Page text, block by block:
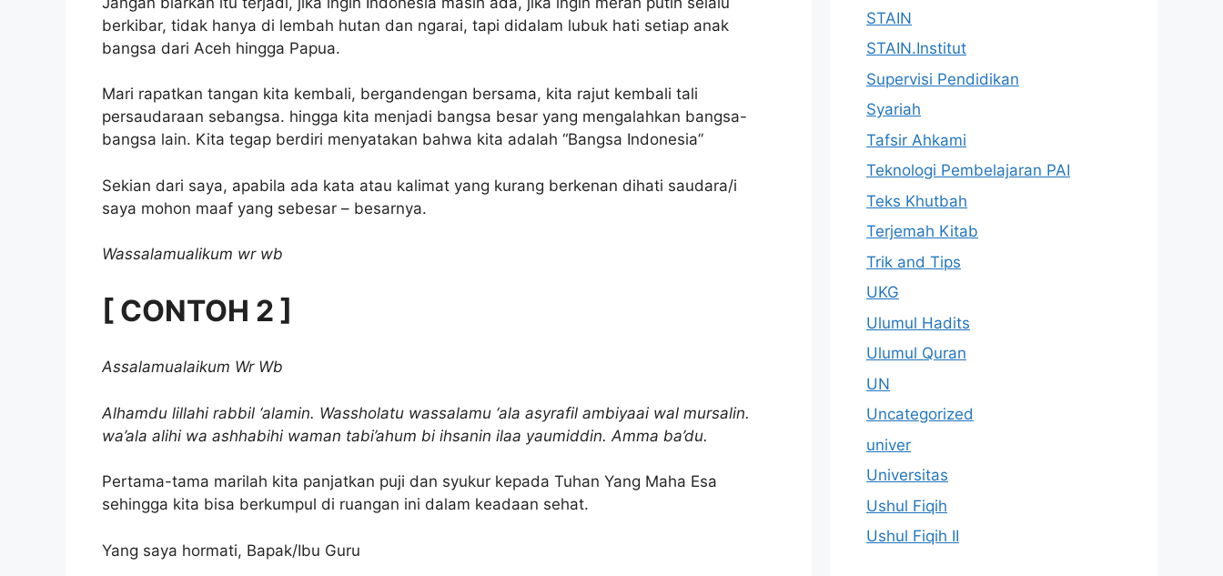
berkibar, tidak hanya di lembah hutan dan ngarai, tapi didalam lubuk hati setiap anak
bangsa dari Aceh hingga Papua.
Mari rapatkan tangan kita kembali, bergandengan bersama, kita rajut kembali tali
persaudaraan sebangsa. hingga kita menjadi bangsa besar yang mengalahkan bangsa-
bangsa lain. Kita tegap berdiri menyatakan bahwa kita adalah “Bangsa Indonesia”
Sekian dari saya, apabila ada kata atau kalimat yang kurang berkenan dihati saudara/i
saya mohon maaf yang sebesar – besarnya.
Wassalamualikum wr wb
[ CONTOH 2 ]
Assalamualaikum Wr Wb
Alhamdu lillahi rabbil ‘alamin. Wassholatu wassalamu ‘ala asyrafil ambiyaai wal mursalin.
wa’ala alihi wa ashhabihi waman tabi’ahum bi ihsanin ilaa yaumiddin. Amma ba’du.
Pertama-tama marilah kita panjatkan puji dan syukur kepada Tuhan Yang Maha Esa
sehingga kita bisa berkumpul di ruangan ini dalam keadaan sehat.
Yang saya hormati, Bapak/Ibu Guru
STAIN
STAIN.Institut
Supervisi Pendidikan
Syariah
Tafsir Ahkami
Teknologi Pembelajaran PAI
Teks Khutbah
Terjemah Kitab
Trik and Tips
UKG
Ulumul Hadits
Ulumul Quran
UN
Uncategorized
univer
Universitas
Ushul Fiqih
Ushul Fiqih II